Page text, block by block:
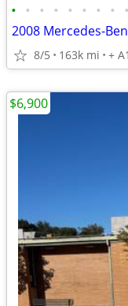
• • • • • • • • •
8/5 163k mi +
$6,900